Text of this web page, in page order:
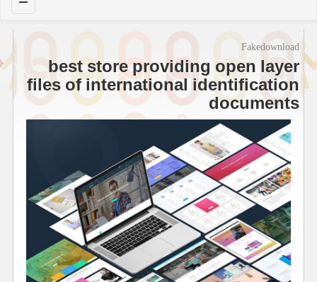
Fakedownload
best store providing open layer
files of international identification
documents